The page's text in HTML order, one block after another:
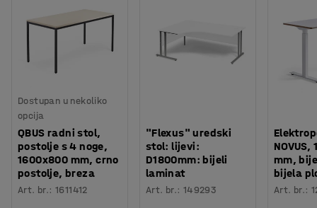
Dostupan u nekoliko
opcija
QBUS radni stol,
postolje s 4 noge,
1600x800 mm, crno
postolje, breza
Art. br.:1611412
"Flexus" uredski
stol: lijevi:
D1800mm: bijeli
laminat
Art. br.: 149293
mm,
bijela
Art. br.: